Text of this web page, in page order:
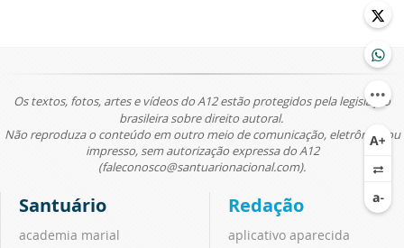
Os textos, fotos, artes e vídeos do A12 estão protegidos pela legislação
brasileira sobre direito autoral.
Não reproduza o conteúdo em outro meio de comunicação, eletrônico ou
impresso, sem autorização expressa do A12
(faleconosco@santuarionacional.com).
Santuário
academia marial
Redação
aplicativo aparecida